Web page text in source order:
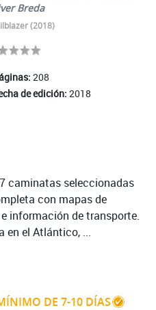
Breda
(2018)
208
de edición: 2018
DE 7-10 DÍAS
caminatas seleccionadas
con mapas de
información de transporte.
en el Atlántico, ...